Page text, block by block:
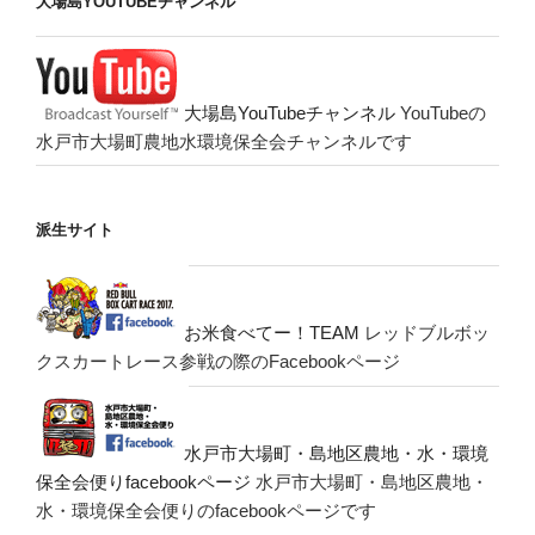
大場島YouTubeチャンネル YouTubeの
水戸市大場町農地水環境保全会チャンネルです
派生サイト
お米食べてー！TEAM レッドブルボッ
クスカートレース参戦の際のFacebookページ
水戸市大場町・島地区農地・水・環境
保全会便りfacebookページ 水戸市大場町・島地区農地・
水・環境保全会便りのfacebookページです